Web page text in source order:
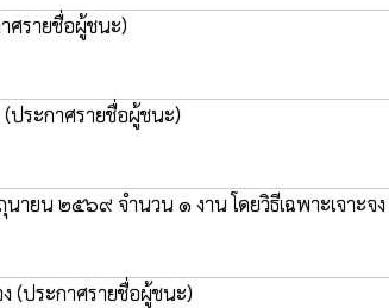
ศรายชื่อผู้ชนะ)
(ประกาศรายชื่อผู้ชนะ)
ายน ๒๕๖๙ จำนวน ๑ งาน โดยวิธีเฉพาะเจาะจง
(ประกาศรายชื่อผู้ชนะ)